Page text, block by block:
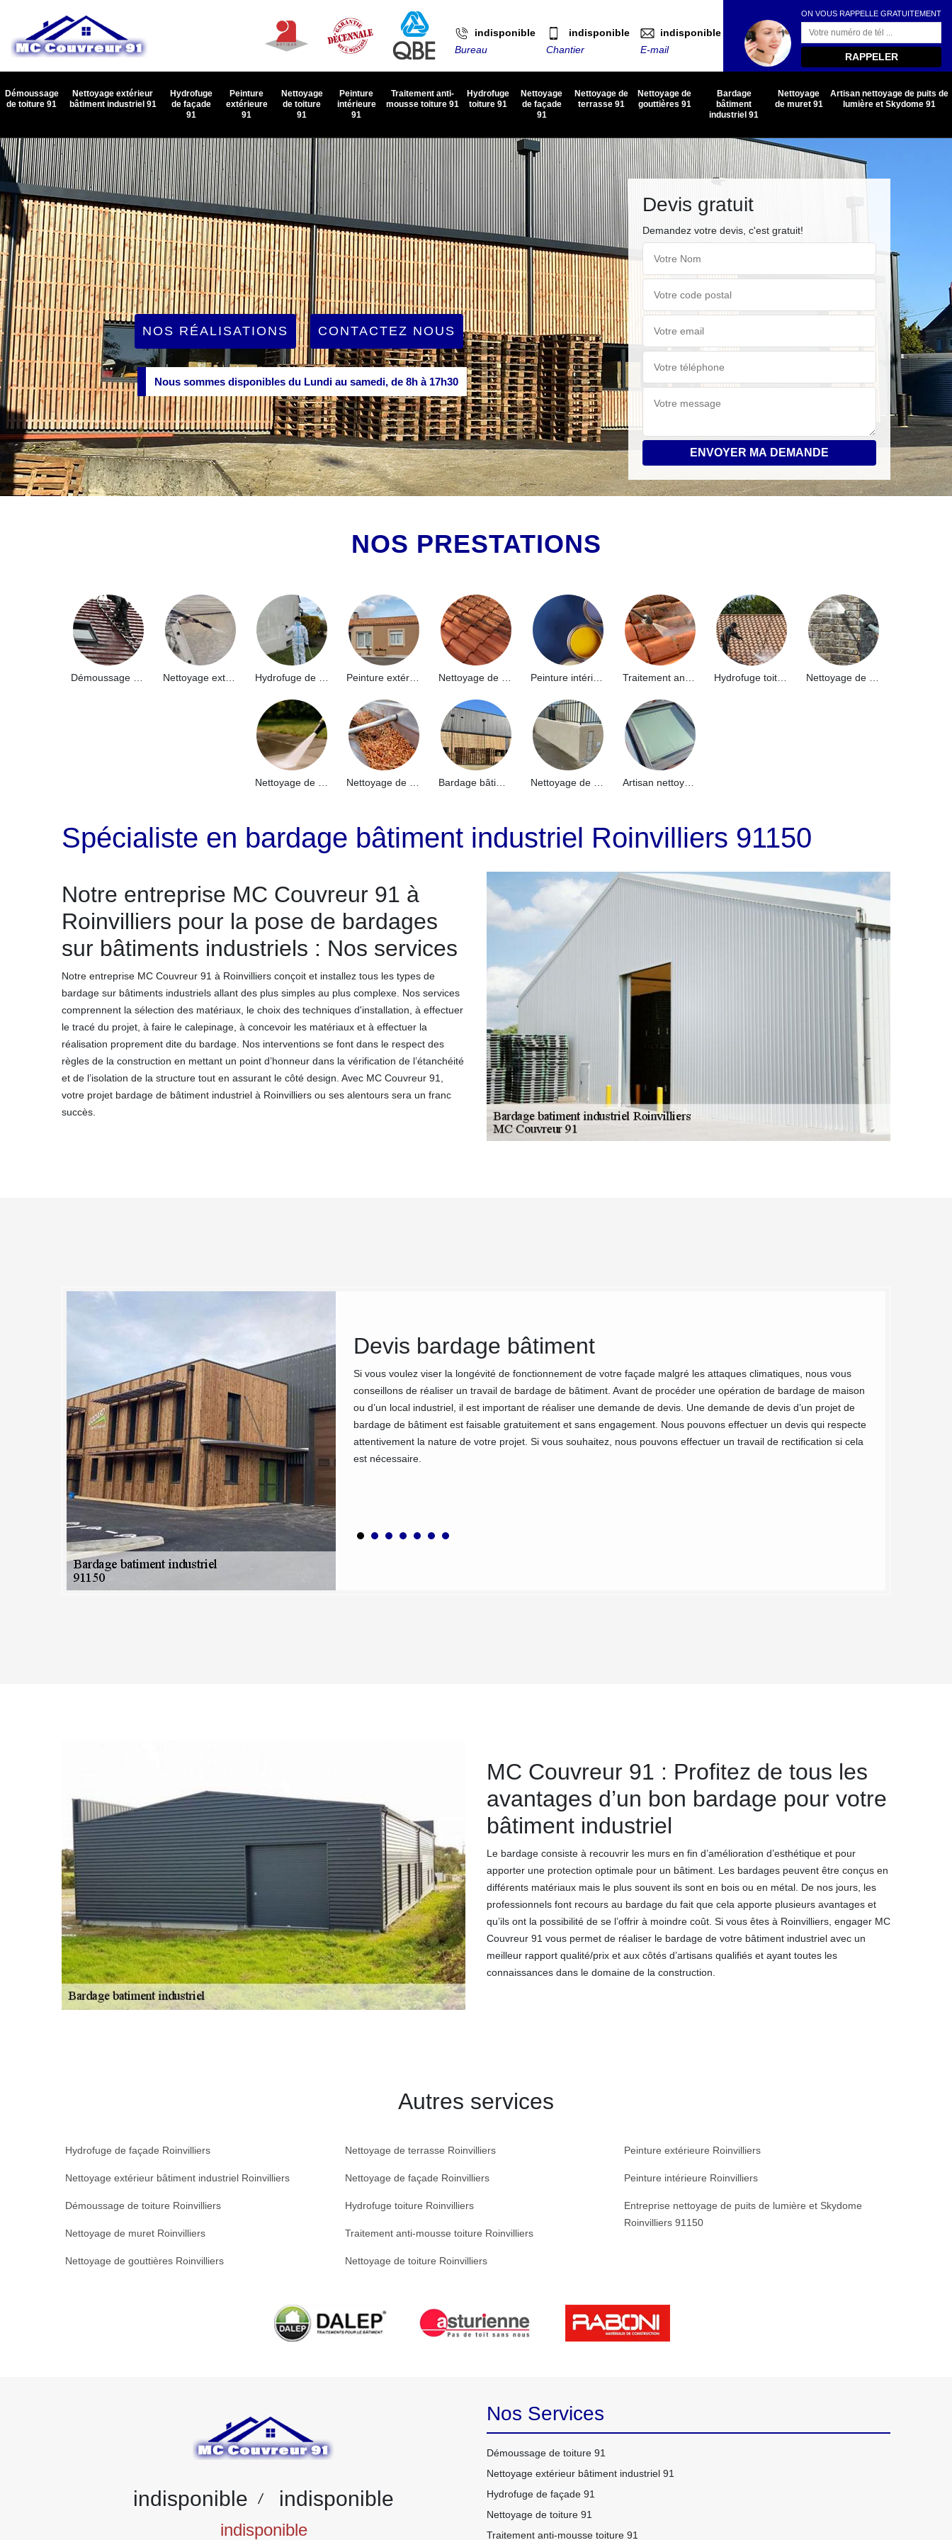
indisponible
Bureau
indisponible
Chantier
indisponible
E-mail
ON VOUS RAPPELLE GRATUITEMENT
Démoussage
de toiture 91
Nettoyage extérieur
bâtiment industriel 91
Hydrofuge
de façade
91
Peinture
extérieure
91
Nettoyage
de toiture
91
Peinture
intérieure
91
Traitement anti-
mousse toiture 91
Hydrofuge
toiture 91
Nettoyage
de façade
91
Nettoyage de
terrasse 91
Nettoyage de
gouttières 91
Bardage
bâtiment
industriel 91
Nettoyage
de muret 91
Artisan nettoyage de puits de
lumière et Skydome 91
NOS RÉALISATIONS CONTACTEZ NOUS
Nous sommes disponibles du Lundi au samedi, de 8h à 17h30
Devis gratuit
Demandez votre devis, c'est gratuit!
NOS PRESTATIONS
Nettoyage extérieur bâtiment industriel 91 Peinture intérieure 91
Artisan nettoyage de puits de lumière et Skydome 91
Spécialiste en bardage bâtiment industriel Roinvilliers 91150
Notre entreprise MC Couvreur 91 à
Roinvilliers pour la pose de bardages
sur bâtiments industriels : Nos services
Notre entreprise MC Couvreur 91 à Roinvilliers conçoit et installez tous les types de
bardage sur bâtiments industriels allant des plus simples au plus complexe. Nos services
comprennent la sélection des matériaux, le choix des techniques d'installation, à effectuer
le tracé du projet, à faire le calepinage, à concevoir les matériaux et à effectuer la
réalisation proprement dite du bardage. Nos interventions se font dans le respect des
règles de la construction en mettant un point d’honneur dans la vérification de l’étanchéité
et de l’isolation de la structure tout en assurant le côté design. Avec MC Couvreur 91,
votre projet bardage de bâtiment industriel à Roinvilliers ou ses alentours sera un franc
succès.
effectue l’analyse, le chiffrage et
projet bardage de bâtiment
MC Couvreur 91 procédera à une étude de votre projet bardage de
Nous pouvons entre autre proposer des suggestions et donner des avis
coût du projet avec le plus de détails possible. Nous établirons également
que nous vous envoyons ainsi qu'à votre architecte pour approbation.
le plan approuvé et les détails que nous vous avons envoyer. Nos chefs
du suivi technique lors de la réalisation de votre projet par nos artisans.
Devis bardage bâtiment
Si vous voulez viser la longévité de fonctionnement de votre façade malgré les attaques climatiques, nous vous
conseillons de réaliser un travail de bardage de bâtiment. Avant de procéder une opération de bardage de maison
ou d’un local industriel, il est important de réaliser une demande de devis. Une demande de devis d’un projet de
bardage de bâtiment est faisable gratuitement et sans engagement. Nous pouvons effectuer un devis qui respecte
attentivement la nature de votre projet. Si vous souhaitez, nous pouvons effectuer un travail de rectification si cela
est nécessaire.
MC Couvreur 91 : Profitez de tous les
avantages d’un bon bardage pour votre
bâtiment industriel
Le bardage consiste à recouvrir les murs en fin d’amélioration d’esthétique et pour
apporter une protection optimale pour un bâtiment. Les bardages peuvent être conçus en
différents matériaux mais le plus souvent ils sont en bois ou en métal. De nos jours, les
professionnels font recours au bardage du fait que cela apporte plusieurs avantages et
qu’ils ont la possibilité de se l’offrir à moindre coût. Si vous êtes à Roinvilliers, engager MC
Couvreur 91 vous permet de réaliser le bardage de votre bâtiment industriel avec un
meilleur rapport qualité/prix et aux côtés d’artisans qualifiés et ayant toutes les
connaissances dans le domaine de la construction.
Autres services
Hydrofuge de façade Roinvilliers
Nettoyage extérieur bâtiment industriel Roinvilliers
Démoussage de toiture Roinvilliers
Nettoyage de muret Roinvilliers
Nettoyage de gouttières Roinvilliers
Nettoyage de terrasse Roinvilliers
Nettoyage de façade Roinvilliers
Hydrofuge toiture Roinvilliers
Traitement anti-mousse toiture Roinvilliers
Nettoyage de toiture Roinvilliers
Peinture extérieure Roinvilliers
Peinture intérieure Roinvilliers
Entreprise nettoyage de puits de lumière et Skydome
Roinvilliers 91150
indisponible / indisponible
indisponible
Nos Services
Démoussage de toiture 91
Nettoyage extérieur bâtiment industriel 91
Hydrofuge de façade 91
Nettoyage de toiture 91
Traitement anti-mousse toiture 91